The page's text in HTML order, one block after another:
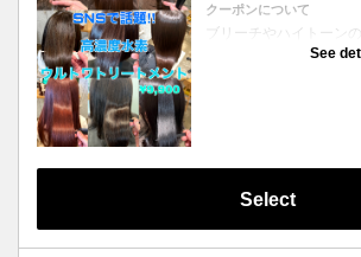
クーポンについて
ブリーチやハイトーン
イジング毛にお悩みの
世代、髪質、メニュー
See
Select